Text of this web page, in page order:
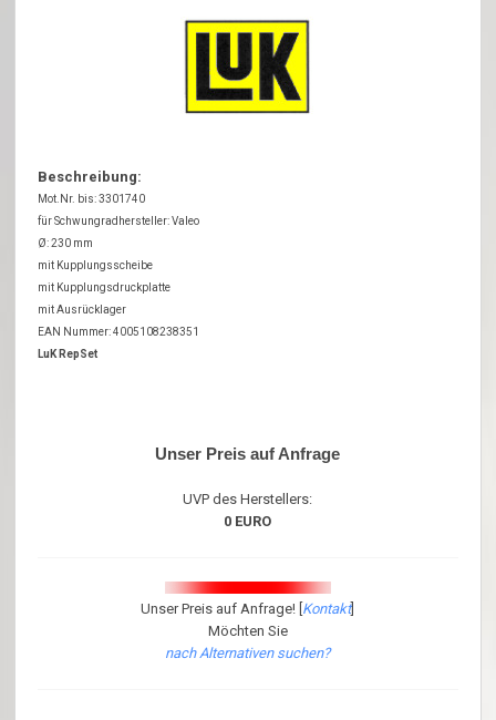
Beschreibung:
Mot.Nr. bis: 3301740
für Schwungradhersteller: Valeo
Ø: 230 mm
mit Kupplungsscheibe
mit Kupplungsdruckplatte
mit Ausrücklager
EAN Nummer: 4005108238351
LuK RepSet
Unser Preis auf Anfrage
UVP des Herstellers:
0 EURO
Unser Preis auf Anfrage! [ Kontakt]
Möchten Sie
nach Alternativen suchen?